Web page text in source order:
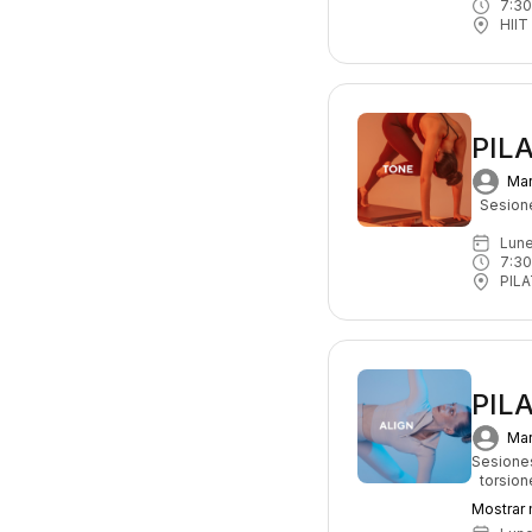
7:30
HIIT
7:30
Mostrar